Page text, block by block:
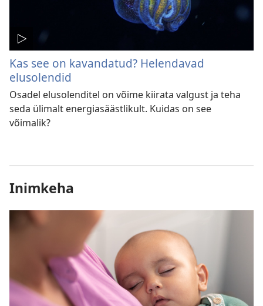
Kas see on kavandatud? Helendavad
elusolendid
Osadel elusolenditel on võime kiirata valgust ja teha
seda ülimalt energiasäästlikult. Kuidas on see
võimalik?
Inimkeha